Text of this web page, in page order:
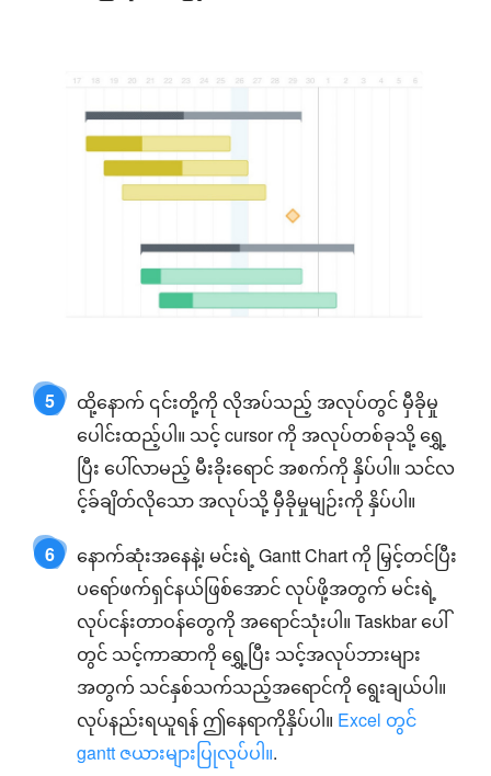
5
ထို့နောက် ၎င်းတို့ကို လိုအပ်သည့် အလုပ်တွင် မှီခိုမှု
ပေါင်းထည့်ပါ။ သင့် cursor ကို အလုပ်တစ်ခုသို့ ရွှေ့
ပြီး ပေါ်လာမည့် မီးခိုးရောင် အစက်ကို နှိပ်ပါ။ သင်လ
င့်ခ်ချိတ်လိုသော အလုပ်သို့ မှီခိုမှုမျဉ်းကို နှိပ်ပါ။
6
နောက်ဆုံးအနေနဲ့၊ မင်းရဲ့ Gantt Chart ကို မြှင့်တင်ပြီး
ပရော်ဖက်ရှင်နယ်ဖြစ်အောင် လုပ်ဖို့အတွက် မင်းရဲ့
လုပ်ငန်းတာဝန်တွေကို အရောင်သုံးပါ။ Taskbar ပေါ်
တွင် သင့်ကာဆာကို ရွှေ့ပြီး သင့်အလုပ်ဘားများ
အတွက် သင်နှစ်သက်သည့်အရောင်ကို ရွေးချယ်ပါ။
လုပ်နည်းရယူရန် ဤနေရာကိုနှိပ်ပါ။ Excel တွင်
gantt ဇယားများပြုလုပ်ပါ။.